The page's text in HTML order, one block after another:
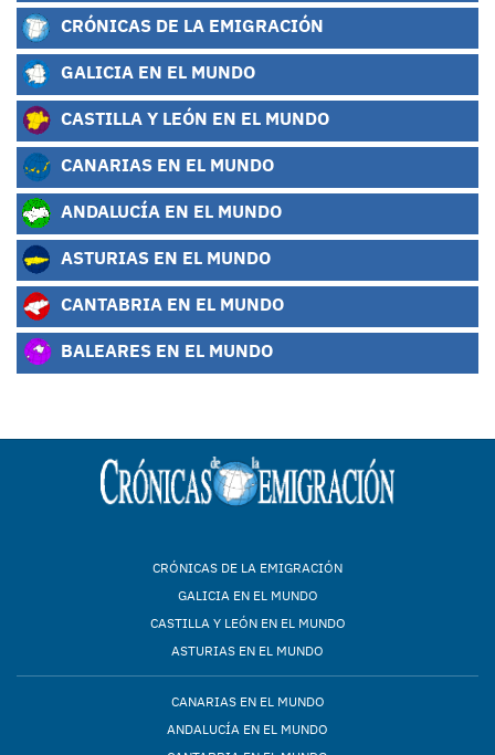
CRÓNICAS DE LA EMIGRACIÓN
GALICIA EN EL MUNDO
CASTILLA Y LEÓN EN EL MUNDO
CANARIAS EN EL MUNDO
ANDALUCÍA EN EL MUNDO
ASTURIAS EN EL MUNDO
CANTABRIA EN EL MUNDO
BALEARES EN EL MUNDO
CRÓNICAS DE LA EMIGRACIÓN
GALICIA EN EL MUNDO
CASTILLA Y LEÓN EN EL MUNDO
ASTURIAS EN EL MUNDO
CANARIAS EN EL MUNDO
ANDALUCÍA EN EL MUNDO